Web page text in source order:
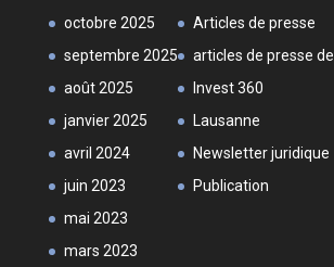
octobre 2025
septembre 2025
août 2025
janvier 2025
avril 2024
juin 2023
mai 2023
mars 2023
Articles de presse
articles de presse de
Invest 360
Lausanne
Newsletter juridique
Publication